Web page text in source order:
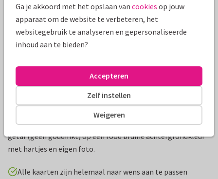
Productinformatie
Stijlvolle uitnodiging voor een 25 jarig huwelijk. Met gouden
getal (geen goudinkt) op een rood bruine achtergrondkleur
met hartjes en eigen foto.
Alle kaarten zijn helemaal naar wens aan te passen
Ga je akkoord met het opslaan van cookies op jouw
apparaat om de website te verbeteren, het
websitegebruik te analyseren en gepersonaliseerde
inhoud aan te bieden?
Weigeren
Zelf instellen
Accepteren